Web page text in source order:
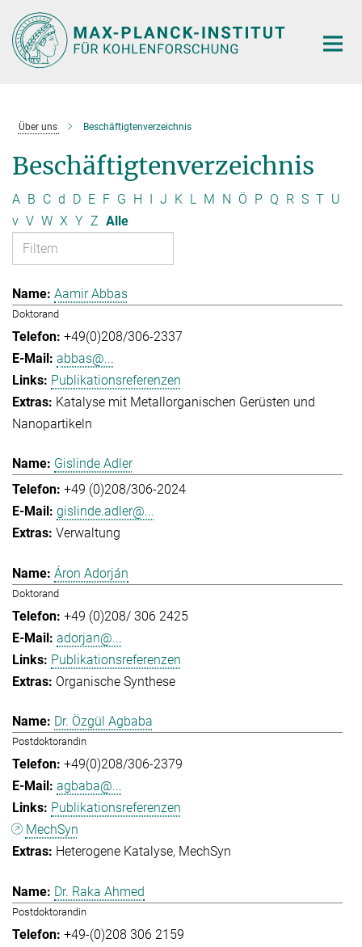
Hauptinhalt
Über uns Beschäftigtenverzeichnis
Beschäftigtenverzeichnis
A B C d D E F G H I J K L M N Ö P Q R S T U
v V W X Y Z Alle
Aamir Abbas
Doktorand
+49(0)208/306-2337
abbas@...
Publikationsreferenzen
Katalyse mit Metallorganischen Gerüsten und
Nanopartikeln
Gislinde Adler
+49 (0)208/306-2024
gislinde.adler@...
Verwaltung
Áron Adorján
Doktorand
+49 (0)208/ 306 2425
adorjan@...
Publikationsreferenzen
Organische Synthese
Dr. Özgül Agbaba
Postdoktorandin
+49(0)208/306-2379
agbaba@...
Publikationsreferenzen
MechSyn
Heterogene Katalyse MechSyn
Dr. Raka Ahmed
Postdoktorandin
+49-(0)208 306 2159